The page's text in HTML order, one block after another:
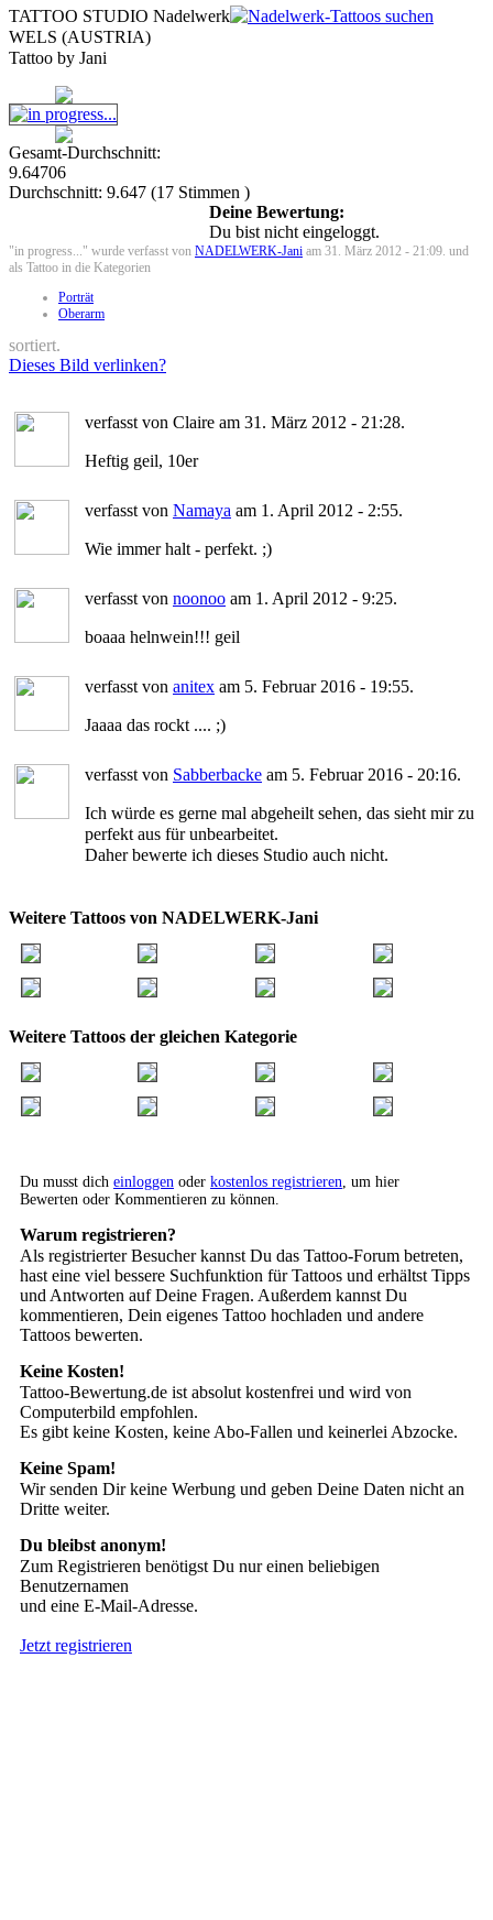
TATTOO STUDIO Nadelwerk
WELS (AUSTRIA)
Tattoo by Jani
Gesamt-Durchschnitt:
9.64706
Durchschnitt: 9.647 (17 Stimmen )
Deine Bewertung:
Du bist nicht eingeloggt.
"in progress..." wurde verfasst von NADELWERK-Jani am 31. März 2012 - 21:09. und
als Tattoo in die Kategorien
Porträt
Oberarm
sortiert.
Dieses Bild verlinken?
verfasst von Claire am 31. März 2012 - 21:28.
Heftig geil, 10er
verfasst von Namaya am 1. April 2012 - 2:55.
Wie immer halt - perfekt. ;)
verfasst von noonoo am 1. April 2012 - 9:25.
boaaa helnwein!!! geil
verfasst von anitex am 5. Februar 2016 - 19:55.
Jaaaa das rockt .... ;)
verfasst von Sabberbacke am 5. Februar 2016 - 20:16.
Ich würde es gerne mal abgeheilt sehen, das sieht mir zu
perfekt aus für unbearbeitet.
Daher bewerte ich dieses Studio auch nicht.
Weitere Tattoos von NADELWERK-Jani
Weitere Tattoos der gleichen Kategorie
Du musst dich einloggen oder kostenlos registrieren , um hier
Bewerten oder Kommentieren zu können.
Warum registrieren?
Als registrierter Besucher kannst Du das Tattoo-Forum betreten,
hast eine viel bessere Suchfunktion für Tattoos und erhältst Tipps
und Antworten auf Deine Fragen. Außerdem kannst Du
kommentieren, Dein eigenes Tattoo hochladen und andere
Tattoos bewerten.
Keine Kosten!
Tattoo-Bewertung.de ist absolut kostenfrei und wird von
Computerbild empfohlen.
Es gibt keine Kosten, keine Abo-Fallen und keinerlei Abzocke.
Keine Spam!
Wir senden Dir keine Werbung und geben Deine Daten nicht an
Dritte weiter.
Du bleibst anonym!
Zum Registrieren benötigst Du nur einen beliebigen
Benutzernamen
und eine E-Mail-Adresse.
Jetzt registrieren